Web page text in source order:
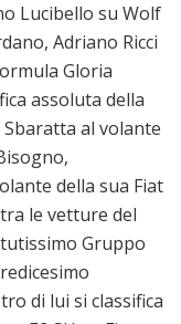
Lucibello su Wolf
Adriano Ricci
Gloria
assoluta della
Sbaratta al volante
della sua Fiat
le vetture del
Gruppo
di lui si classifica